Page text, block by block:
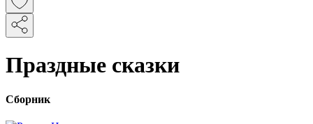
Праздные сказки
Сборник